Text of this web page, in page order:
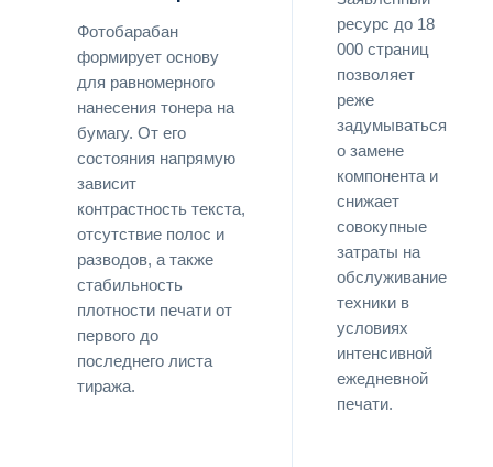
Фотобарабан
формирует основу
для равномерного
нанесения тонера на
бумагу. От его
состояния напрямую
зависит
контрастность текста,
отсутствие полос и
разводов, а также
стабильность
плотности печати от
первого до
последнего листа
тиража.
ресурс до 18
000 страниц
позволяет
реже
задумываться
о замене
компонента и
снижает
совокупные
затраты на
обслуживание
техники в
условиях
интенсивной
ежедневной
печати.